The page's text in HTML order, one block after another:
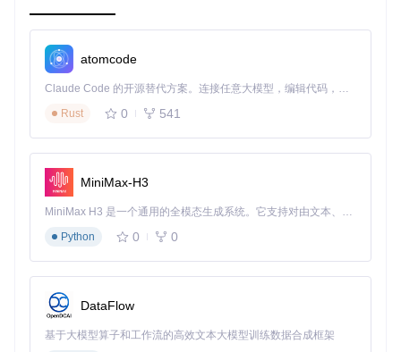
的数据库表，包括用户表、补丁表、评论表等。
第四步：安装依赖并启动
使用pnpm安装项目依赖：
启动开发服务器：
访问http://localhost:3000即可看到TouchGal社区界面。
第五步：管理员配置
atomcode
Claude Code 的开源替代方案。连接任意大模型，编辑代码，运行命令，自动验证 — 全自动执行。用 Rust 构建，极致性能。 ｜ An open-source alternative to Claude Code. Connect any LLM, edit code, run commands, and verify changes — autonomously. Built in Rust for speed. Get Started
Rust
0 541
MiniMax-H3
MiniMax H3 是一个通用的全模态生成系统。它支持对由文本、图像、视频和音频组成的多模态上下文进行统一理解，并能生成分辨率高达 2K、时长可达 15 秒的带原生立体声音频的视频。得益于面向任务泛化的系统设计，H3 在预训练阶段就已具备广泛的多模态上下文理解与生成能力，能够出色地执行复杂的多模态指令。
Python
0 0
DataFlow
基于大模型算子和工作流的高效文本大模型训练数据合成框架